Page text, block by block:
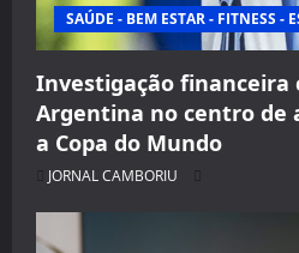
SAÚDE - BEM ESTAR - FITNESS -
Investigação financeira
Argentina no centro de
a Copa do Mundo
JORNAL CAMBORIU